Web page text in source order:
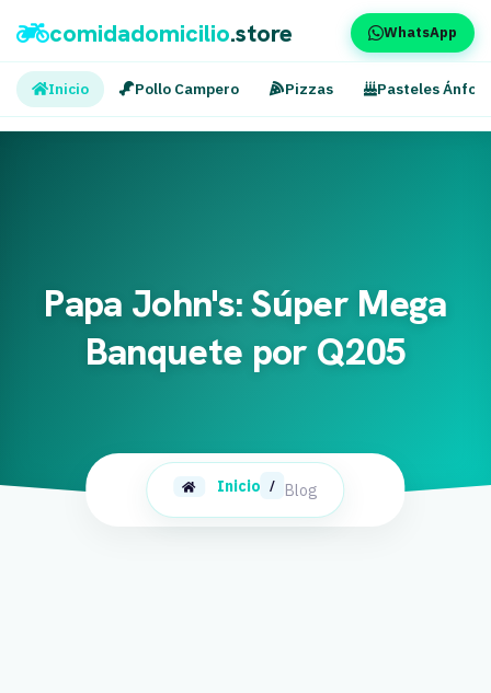
comidadomicilio.store WhatsApp
Inicio Pollo Campero Pizzas Pasteles Ánfora
Papa John's: Súper Mega
Banquete por Q205
Inicio / Blog